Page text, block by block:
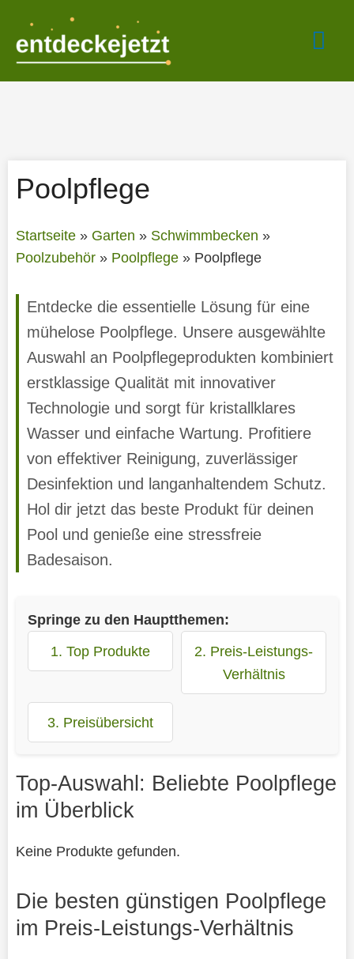
springen
Poolpflege
Startseite» Garten » Schwimmbecken »
Poolzubehör» Poolpflege» Poolpflege
Entdecke die essentielle Lösung für eine
mühelose Poolpflege. Unsere ausgewählte
Auswahl an Poolpflegeprodukten kombiniert
erstklassige Qualität mit innovativer
Technologie und sorgt für kristallklares
Wasser und einfache Wartung. Profitiere
von effektiver Reinigung, zuverlässiger
Desinfektion und langanhaltendem Schutz.
Hol dir jetzt das beste Produkt für deinen
Pool und genieße eine stressfreie
Badesaison.
Springe zu den Hauptthemen:
1. Top Produkte
2. Preis-Leistungs-
Verhältnis
3. Preisübersicht
Top-Auswahl: Beliebte Poolpflege
im Überblick
Keine Produkte gefunden.
Die besten günstigen Poolpflege
im Preis-Leistungs-Verhältnis